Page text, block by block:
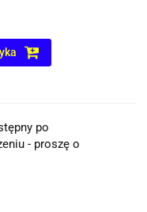
po
- proszę o